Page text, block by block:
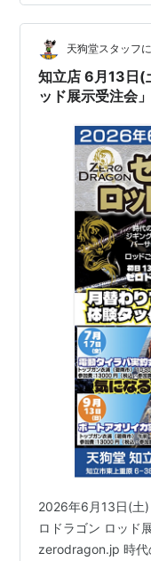
グは手軽に楽しめ
絶品です 管理人
通の会社員として
出刃包丁）を車に
らの釣り好きです
天狗堂スタッフ
知立店 6月13日(
ッド展示受注会
2026年6月13日(土
ロドラゴン ロッド
zerodragon.jp 時代